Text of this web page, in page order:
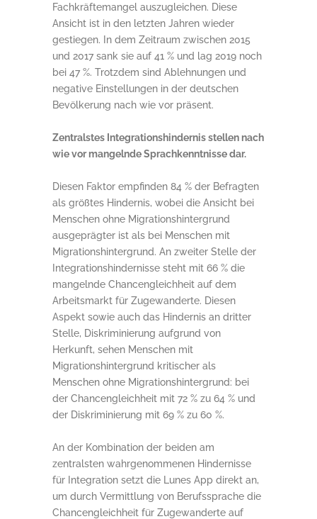
Fachkräftemangel auszugleichen. Diese
Ansicht ist in den letzten Jahren wieder
gestiegen. In dem Zeitraum zwischen 2015
und 2017 sank sie auf 41 % und lag 2019 noch
bei 47 %. Trotzdem sind Ablehnungen und
negative Einstellungen in der deutschen
Bevölkerung nach wie vor präsent.
Zentralstes Integrationshindernis stellen nach
wie vor mangelnde Sprachkenntnisse dar.
Diesen Faktor empfinden 84 % der Befragten
als größtes Hindernis, wobei die Ansicht bei
Menschen ohne Migrationshintergrund
ausgeprägter ist als bei Menschen mit
Migrationshintergrund. An zweiter Stelle der
Integrationshindernisse steht mit 66 % die
mangelnde Chancengleichheit auf dem
Arbeitsmarkt für Zugewanderte. Diesen
Aspekt sowie auch das Hindernis an dritter
Stelle, Diskriminierung aufgrund von
Herkunft, sehen Menschen mit
Migrationshintergrund kritischer als
Menschen ohne Migrationshintergrund: bei
der Chancengleichheit mit 72 % zu 64 % und
der Diskriminierung mit 69 % zu 60 %.
An der Kombination der beiden am
zentralsten wahrgenommenen Hindernisse
für Integration setzt die Lunes App direkt an,
um durch Vermittlung von Berufssprache die
Chancengleichheit für Zugewanderte auf